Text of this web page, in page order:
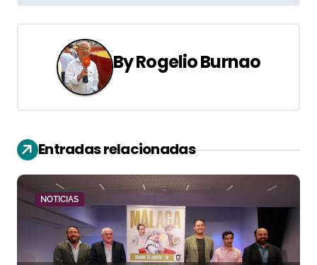
e
c
i
ó
n
e
ByRogelio Burnao
Entradas relacionadas
NOTICIAS